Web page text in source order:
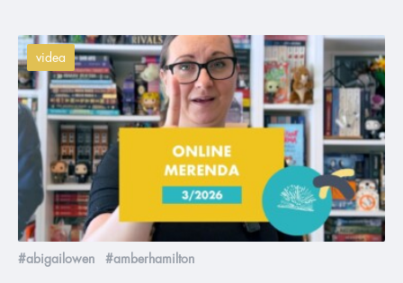
videa
#abigailowen #amberhamilton